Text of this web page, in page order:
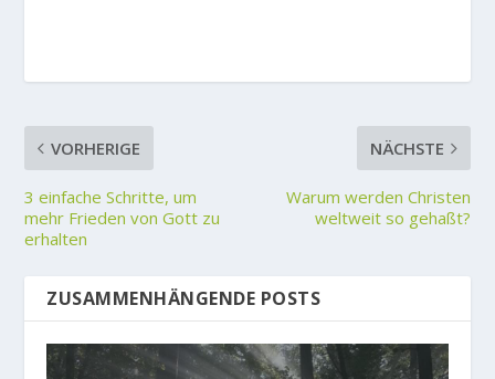
VORHERIGE
3 einfache Schritte, um
mehr Frieden von Gott zu
erhalten
NÄCHSTE
Warum werden Christen
weltweit so gehaßt?
ZUSAMMENHÄNGENDE POSTS